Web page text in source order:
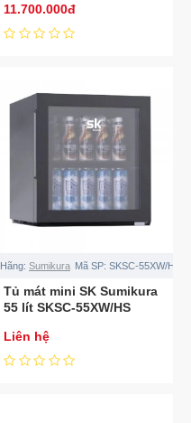
11.700.000đ
Hãng: Sumikura Mã SP: SKSC-55XW/HS
Tủ mát mini SK Sumikura
55 lít SKSC-55XW/HS
Liên hệ